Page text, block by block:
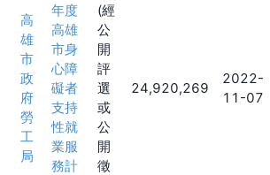
高
雄
市
政
府
勞
工
局
年度
高雄
市身
心障
礙者
支持
性就
業服
務計
(經
公
開
評
選
或
公
開
徵
24,920,269
2022-
11-07